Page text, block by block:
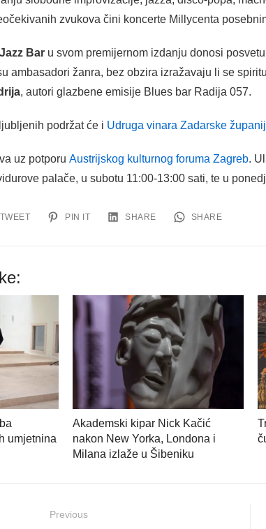
zvukova čini koncerte Millycenta
Jazz Bar u svom premijernom izdanju donosi
ambasadori žanra, bez obzira izražavaju li se
, autori glazbene emisije Blues bar Radija 057.
podržat će i Udruga vinara Zadarske
uz potporu Austrijskog kulturnog foruma Zagreb.
palače, u subotu 11:00-13:00 sati, te u
TWEET PIN IT SHARE SHARE
umjetnina
Akademski kipar Nick Kačić
nakon New Yorka, Londona i
Milana izlaže u Šibeniku
Previous